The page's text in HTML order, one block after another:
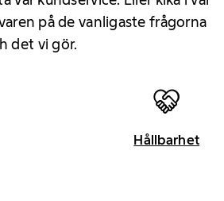
på de vanligaste frågorna
det vi gör.
Hållbarhet